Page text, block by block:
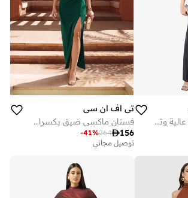
فستان ماكسي بياقة عالية وتفاصيل شبكية بفتحة عند الخصر
تي اف ان سي
فستان ماكسي ضيق بكسرات سادة
156
264
-41%
توصيل مجاني